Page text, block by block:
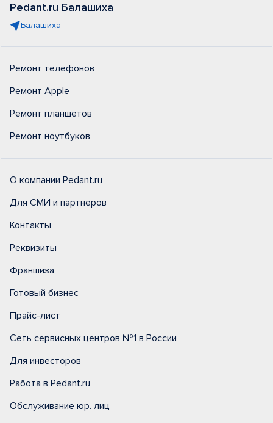
Pedant.ru Балашиха
Балашиха
Ремонт телефонов
Ремонт Apple
Ремонт планшетов
Ремонт ноутбуков
О компании Pedant.ru
Для СМИ и партнеров
Контакты
Реквизиты
Франшиза
Готовый бизнес
Прайс-лист
Сеть сервисных центров №1 в России
Для инвесторов
Работа в Pedant.ru
Обслуживание юр. лиц